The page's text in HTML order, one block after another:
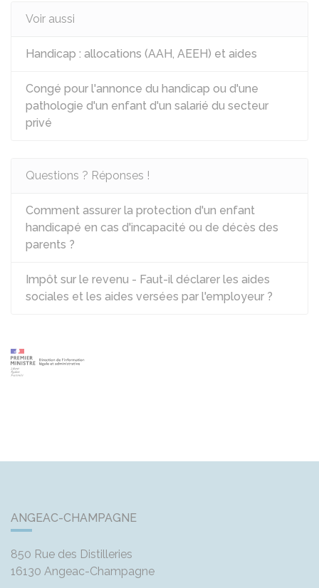
Voir aussi
Handicap : allocations (AAH, AEEH) et aides
Congé pour l'annonce du handicap ou d'une
pathologie d'un enfant d'un salarié du secteur
privé
Questions ? Réponses !
Comment assurer la protection d'un enfant
handicapé en cas d'incapacité ou de décès des
parents ?
Impôt sur le revenu - Faut-il déclarer les aides
sociales et les aides versées par l'employeur ?
ANGEAC-CHAMPAGNE
850 Rue des Distilleries
16130 Angeac-Champagne